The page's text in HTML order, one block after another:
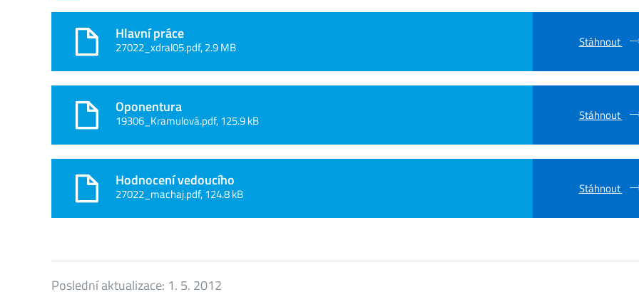
Hlavní práce
27022_xdral05.pdf, 2.9 MB Stáhnout
Oponentura
19306_Kramulová.pdf, 125.9 kB Stáhnout
Hodnocení vedoucího
27022_machaj.pdf, 124.8 kB Stáhnout
Poslední aktualizace: 1. 5. 2012